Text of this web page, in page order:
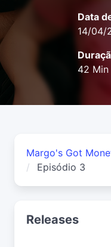
Data
14/04/
42 Min
Margo's Got
Episódio 3
Releases